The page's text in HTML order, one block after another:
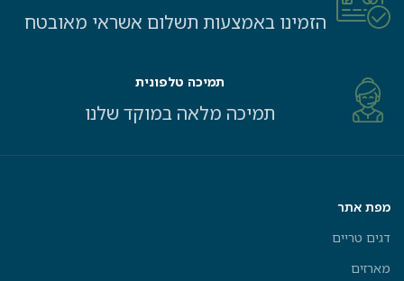
הזמינו באמצעות תשלום אשראי מאובטח
תמיכה טלפונית
תמיכה מלאה במוקד שלנו
מפת אתר
דגים טריים
מארזים